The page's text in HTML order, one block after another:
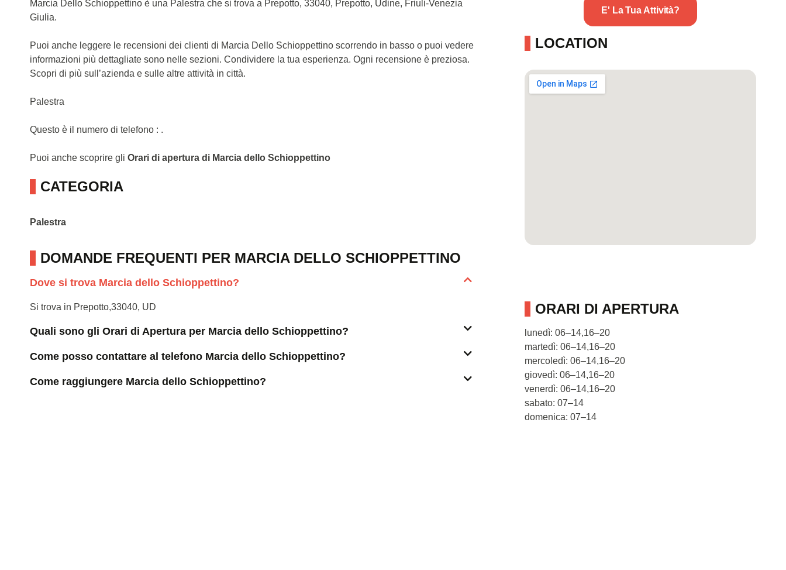
Marcia Dello Schioppettino è una Palestra che si trova a Prepotto, 33040, Prepotto, Udine, Friuli-Venezia
Giulia.
Puoi anche leggere le recensioni dei clienti di Marcia Dello Schioppettino scorrendo in basso o puoi vedere
informazioni più dettagliate sono nelle sezioni. Condividere la tua esperienza. Ogni recensione è preziosa.
Scopri di più sull’azienda e sulle altre attività in città.
Palestra
Questo è il numero di telefono : .
Puoi anche scoprire gli Orari di apertura di Marcia dello Schioppettino
CATEGORIA
Palestra
DOMANDE FREQUENTI PER MARCIA DELLO SCHIOPPETTINO
Dove si trova Marcia dello Schioppettino?
Si trova in Prepotto,33040, UD
Quali sono gli Orari di Apertura per Marcia dello Schioppettino?
Come posso contattare al telefono Marcia dello Schioppettino?
Come raggiungere Marcia dello Schioppettino?
E' La Tua Attività?
LOCATION
ORARI DI APERTURA
lunedì: 06–14,16–20
martedì: 06–14,16–20
mercoledì: 06–14,16–20
giovedì: 06–14,16–20
venerdì: 06–14,16–20
sabato: 07–14
domenica: 07–14